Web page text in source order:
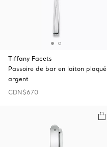
Tiffany Facets
Passoire de bar en laiton plaqué
argent
CDN$670